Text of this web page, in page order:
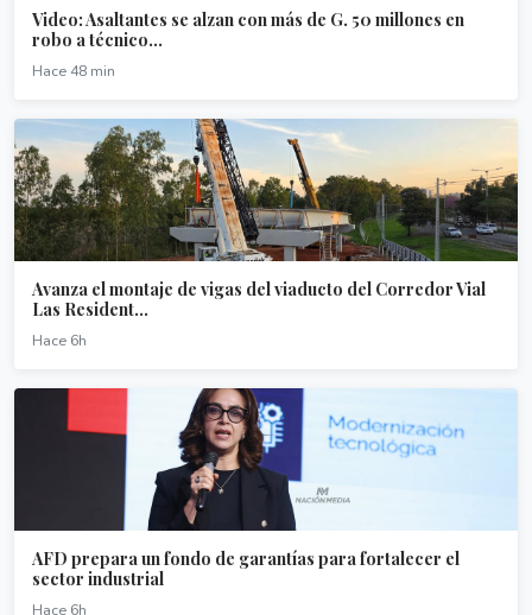
Video: Asaltantes se alzan con más de G. 50 millones en
robo a técnico...
Hace 48 min
Avanza el montaje de vigas del viaducto del Corredor Vial
Las Resident...
Hace 6h
AFD prepara un fondo de garantías para fortalecer el
sector industrial
Hace 6h